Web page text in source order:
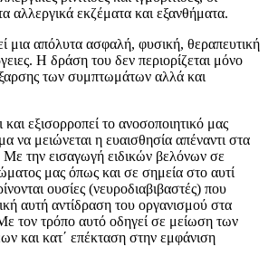
αλλεργικά εκζέματα και εξανθήματα.
μια απόλυτα ασφαλή, φυσική, θεραπευτική
Η δράση του δεν περιορίζεται μόνο
των συμπτωμάτων αλλά και
εξισορροπεί το ανοσοποιητικό μας
να μειώνεται η ευαισθησία απέναντι στα
την εισαγωγή ειδικών βελόνων σε
μας όπως και σε σημεία στο αυτί
ουσίες (νευροδιαβιβαστές) που
αυτή αντίδραση του οργανισμού στα
τον τρόπο αυτό οδηγεί σε μείωση των
και κατ΄ επέκταση στην εμφάνιση